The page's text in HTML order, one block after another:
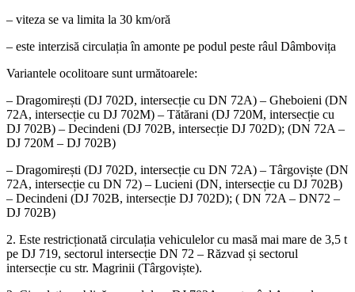
– viteza se va limita la 30 km/oră
– este interzisă circulația în amonte pe podul peste râul Dâmbovița
Variantele ocolitoare sunt următoarele:
– Dragomirești (DJ 702D, intersecție cu DN 72A) – Gheboieni (DN
72A, intersecție cu DJ 702M) – Tătărani (DJ 720M, intersecție cu
DJ 702B) – Decindeni (DJ 702B, intersecție DJ 702D); (DN 72A –
DJ 720M – DJ 702B)
– Dragomirești (DJ 702D, intersecție cu DN 72A) – Târgoviște (DN
72A, intersecție cu DN 72) – Lucieni (DN, intersecție cu DJ 702B)
– Decindeni (DJ 702B, intersecție DJ 702D); ( DN 72A – DN72 –
DJ 702B)
2. Este restricționată circulația vehiculelor cu masă mai mare de 3,5 t
pe DJ 719, sectorul intersecție DN 72 – Răzvad și sectorul
intersecție cu str. Magrinii (Târgoviște).